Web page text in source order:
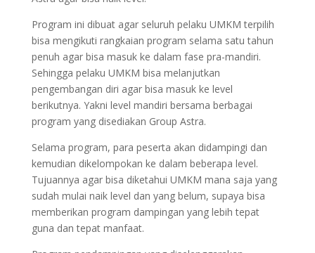
Program ini dibuat agar seluruh pelaku UMKM terpilih
bisa mengikuti rangkaian program selama satu tahun
penuh agar bisa masuk ke dalam fase pra-mandiri.
Sehingga pelaku UMKM bisa melanjutkan
pengembangan diri agar bisa masuk ke level
berikutnya. Yakni level mandiri bersama berbagai
program yang disediakan Group Astra.
Selama program, para peserta akan didampingi dan
kemudian dikelompokan ke dalam beberapa level.
Tujuannya agar bisa diketahui UMKM mana saja yang
sudah mulai naik level dan yang belum, supaya bisa
memberikan program dampingan yang lebih tepat
guna dan tepat manfaat.